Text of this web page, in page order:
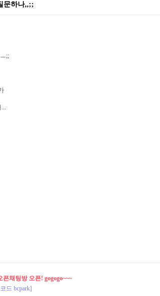
문하나,,;;
;;
채팅방 오픈! gogogo~~~
드 bcpark]